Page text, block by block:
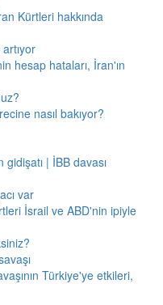
Kürtleri hakkında
hesap hataları, İran'ın
nasıl bakıyor?
gidişatı | İBB davası
var
İsrail ve ABD'nin ipiyle
Türkiye'ye etkileri,